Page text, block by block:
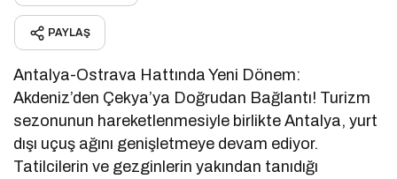
PAYLAŞ
Antalya-Ostrava Hattında Yeni Dönem:
Akdeniz’den Çekya’ya Doğrudan Bağlantı! Turizm
sezonunun hareketlenmesiyle birlikte Antalya, yurt
dışı uçuş ağını genişletmeye devam ediyor.
Tatilcilerin ve gezginlerin yakından tanıdığı